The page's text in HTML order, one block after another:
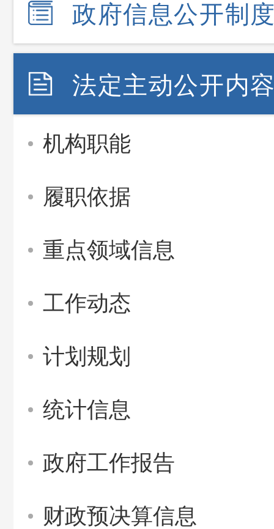
政府信息公开制
法定主动公开内
机构职能
履职依据
重点领域信息
工作动态
计划规划
统计信息
政府工作报告
财政预决算信息